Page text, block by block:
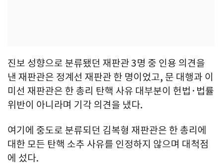
진보 성향으로 분류됐던 재판관 3명 중 인용 의견을
낸 재판관은 정계선 재판관 한 명이었고, 문 대행과 이
미선 재판관은 한 총리 탄핵 사유 대부분이 헌법·법률
위반이 아니라며 기각 의견을 냈다.
여기에 중도로 분류되던 김복형 재판관은 한 총리에
대한 모든 탄핵 소추 사유를 인정하지 않으며 대척점
에 섰다.